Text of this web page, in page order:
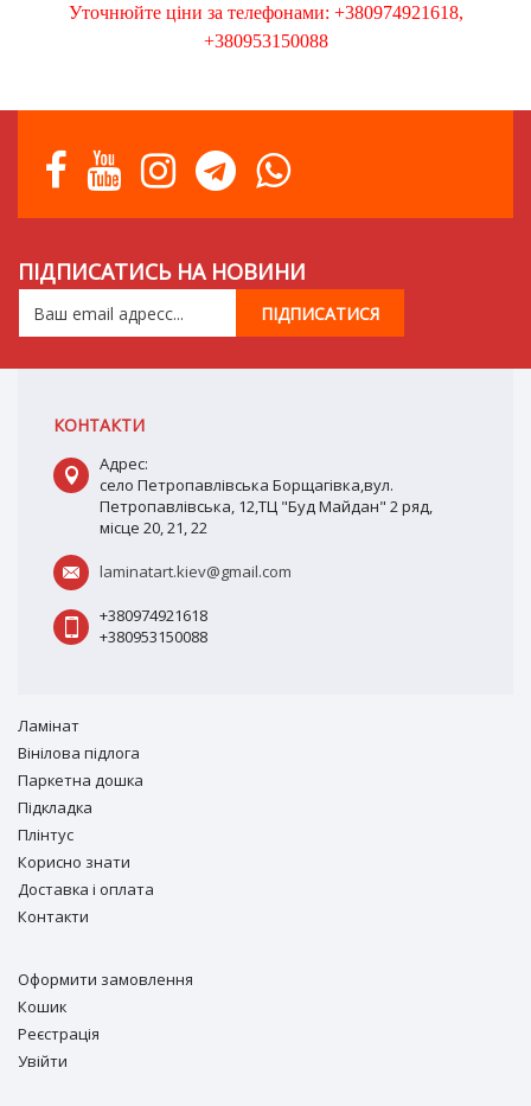
Уточнюйте ціни за телефонами: +380974921618,
+380953150088
ПІДПИСАТИСЬ НА НОВИНИ
КОНТАКТИ
Адрес:
село Петропавлівська Борщагівка,вул.
Петропавлівська, 12,ТЦ "Буд Майдан" 2 ряд,
місце 20, 21, 22
laminatart.kiev@gmail.com
+380974921618
+380953150088
Ламiнат
Вiнiлова підлога
Паркетна дошка
Підкладка
Плінтус
Корисно знати
Доставка і оплата
Контакти
Оформити замовлення
Кошик
Реєстрація
Увійти